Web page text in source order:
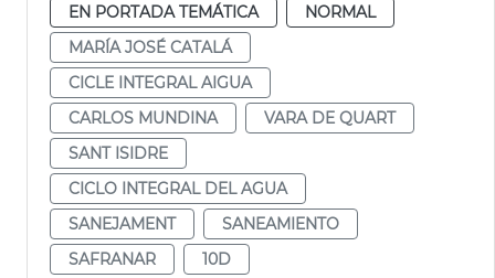
EN PORTADA TEMÁTICA
NORMAL
MARÍA JOSÉ CATALÁ
CICLE INTEGRAL AIGUA
CARLOS MUNDINA
VARA DE QUART
SANT ISIDRE
CICLO INTEGRAL DEL AGUA
SANEJAMENT
SANEAMIENTO
SAFRANAR
10D